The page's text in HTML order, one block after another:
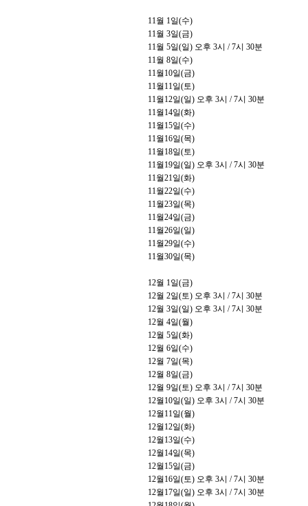
11월 1일(수)
11월 3일(금)
11월 5일(일) 오후 3시 / 7시 30분
11월 8일(수)
11월 10일(금)
11월 11일(토)
11월 12일(일) 오후 3시 / 7시 30분
11월 14일(화)
11월 15일(수)
11월 16일(목)
11월 18일(토)
11월 19일(일) 오후 3시 / 7시 30분
11월21일(화)
11월22일(수)
11월23일(목)
11월24일(금)
11월26일(일)
11월29일(수)
11월30일(목)
12월 1일(금)
12월 2일(토) 오후 3시 / 7시 30분
12월 3일(일) 오후 3시 / 7시 30분
12월 4일(월)
12월 5일(화)
12월 6일(수)
12월 7일(목)
12월 8일(금)
12월 9일(토) 오후 3시 / 7시 30분
12월 10일(일) 오후 3시 / 7시 30분
12월 11일(월)
12월 12일(화)
12월 13일(수)
12월 14일(목)
12월 15일(금)
12월 16일(토) 오후 3시 / 7시 30분
12월 17일(일) 오후 3시 / 7시 30분